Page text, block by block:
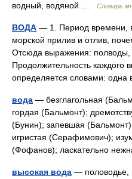
водный, водяной …
Словарь
ВОДА — 1. Период времени, в
морской прилив и отлив,
Отсюда выражения: полводы,
Продолжительность
определяется словами:
вода — безглагольная
гордая (Бальмонт);
(Бунин); запевшая
игристая (Серафимович);
(Фофанов); ласкательно
высокая вода — половодье,